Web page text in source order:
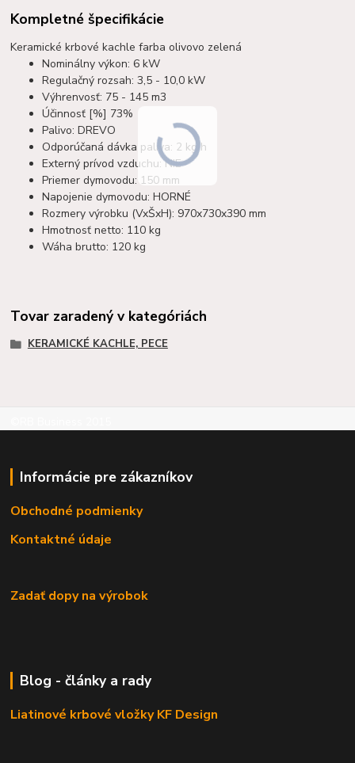
Kompletné špecifikácie
Keramické krbové kachle farba olivovo zelená
Nominálny výkon: 6 kW
Regulačný rozsah: 3,5 - 10,0 kW
Výhrenvosť: 75 - 145 m3
Účinnosť [%] 73%
Palivo: DREVO
Odporúčaná dávka paliva: 2 kg/h
Externý prívod vzduchu: NIE
Priemer dymovodu: 150 mm
Napojenie dymovodu: HORNÉ
Rozmery výrobku (VxŠxH): 970x730x390 mm
Hmotnosť netto: 110 kg
Wáha brutto: 120 kg
Tovar zaradený v kategóriách
KERAMICKÉ KACHLE, PECE
Informácie pre zákazníkov
Obchodné podmienky
Kontaktné údaje
Zadať dopy na výrobok
Blog - články a rady
Liatinové krbové vložky KF Design